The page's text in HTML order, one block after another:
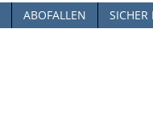
ABOFALLEN